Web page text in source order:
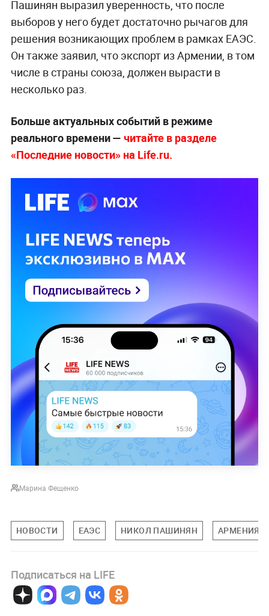
Пашинян выразил уверенность, что после
выборов у него будет достаточно рычагов для
решения возникающих проблем в рамках ЕАЭС.
Он также заявил, что экспорт из Армении, в том
числе в страны союза, должен вырасти в
несколько раз.
Больше актуальных событий в режиме
реального времени — читайте в разделе
«Последние новости» на Life.ru.
Марина Фещенко
НОВОСТИ ЕАЭС НИКОЛ ПАШИНЯН АРМЕНИЯ
Подписаться на LIFE